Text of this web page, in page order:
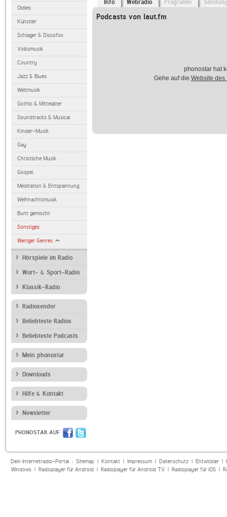
Oldies
Künstler
Schlager & Discofox
Volksmusik
Country
Jazz & Blues
Weltmusik
Gothic & Mittelalter
Soundtracks & Musical
Kinder-Musik
Gay
Christliche Musik
Gospel
Meditation & Entspannung
Weihnachtsmusik
Bunt gemischt
Sonstiges
Weniger Genres
Hörspiele im Radio
Wort- & Sport-Radio
Klassik-Radio
Radiosender
Beliebteste Radios
Beliebteste Podcasts
Mein phonostar
Downloads
Hilfe & Kontakt
Newsletter
PHONOSTAR AUF
Info Webradio Programm
Podcasts von laut.fm
phonostar hat
Gehe auf die Website des
Dein Internetradio-Portal : Sitemap| Kontakt| Impressum| Datenschutz| Entwickler|
Windows| Radioplayer für Android| Radioplayer für Android TV| Radioplayer für iOS|